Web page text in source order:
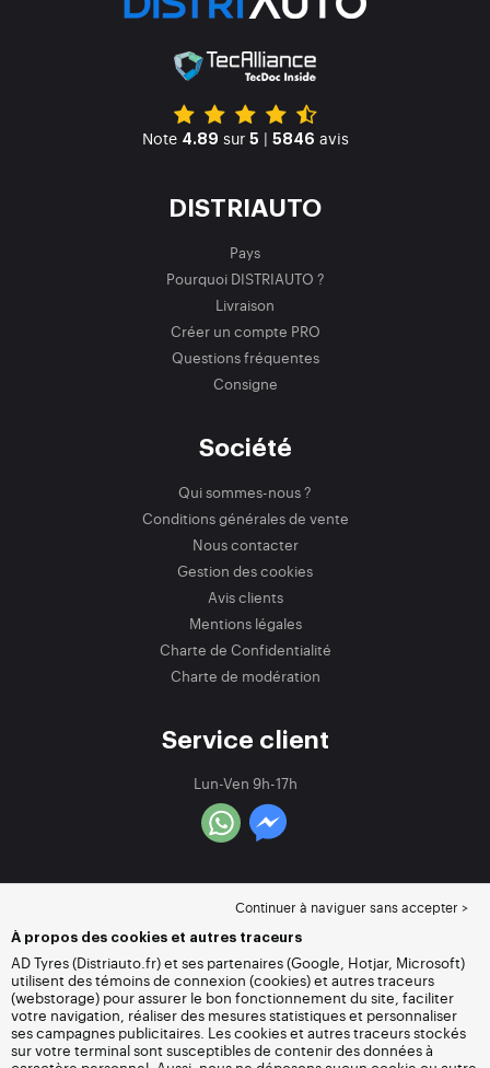
Note 4.89 sur 5 | 5846 avis
DISTRIAUTO
Pays
Pourquoi DISTRIAUTO ?
Livraison
Créer un compte PRO
Questions fréquentes
Consigne
Société
Qui sommes-nous ?
Conditions générales de vente
Nous contacter
Gestion des cookies
Avis clients
Mentions légales
Charte de Confidentialité
Charte de modération
Service client
Lun-Ven 9h-17h
Continuer à naviguer sans accepter >
À propos des cookies et autres traceurs
AD Tyres (Distriauto.fr) et ses partenaires (Google, Hotjar, Microsoft)
utilisent des témoins de connexion (cookies) et autres traceurs
(webstorage) pour assurer le bon fonctionnement du site, faciliter
votre navigation, réaliser des mesures statistiques et personnaliser
ses campagnes publicitaires. Les cookies et autres traceurs stockés
sur votre terminal sont susceptibles de contenir des données à